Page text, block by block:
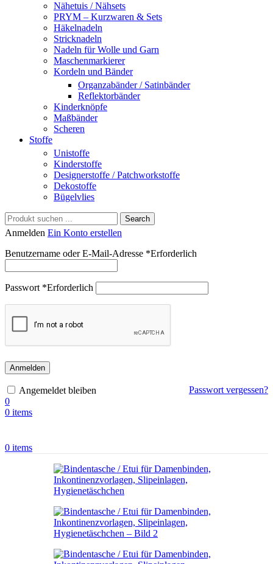
Nähetuis / Nähsets
PRYM – Kurzwaren & Sets
Häkelnadeln
Stricknadeln
Nadeln für Wolle und Garn
Maschenmarkierer
Kordeln und Bänder
Organzabänder / Satinbänder
Reflektorbänder
Kinderknöpfe
Maßbänder
Scheren
Stoffe
Unistoffe
Kinderstoffe
Designerstoffe / Patchworkstoffe
Dekostoffe
Bügelvlies
Search
Anmelden Ein Konto erstellen
Benutzername oder E-Mail-Adresse *Erforderlich
Passwort *Erforderlich
Anmelden
Passwort vergessen?
Angemeldet bleiben
0
0 items
0 items